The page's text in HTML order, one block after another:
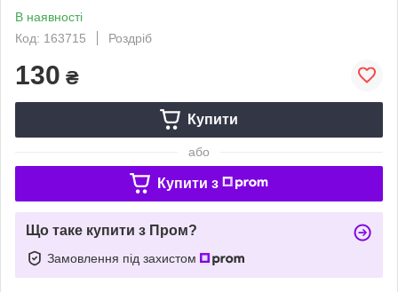
В наявності
Код: 163715
Роздріб
130 ₴
Купити
або
Купити з
Що таке купити з Пром?
Замовлення під захистом